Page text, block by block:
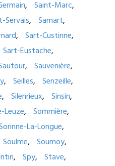
Saint-Marc
Servais
Samart
Sart-Custinne
Sart-Eustache
Sauvenière
Seilles
Senzeille
Silenrieux
Sinsin
Leuze
Sommière
La-Longue
Soulme
Soumoy
Spy
Stave